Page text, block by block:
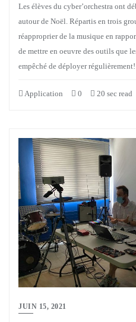
Les élèves du cyber’orchestra ont
autour de Noël. Répartis en trois
réapproprier de la musique en
de mettre en oeuvre des outils que
empêché de déployer régulièrement!
Application 0 20 sec read
JUIN 15, 2021